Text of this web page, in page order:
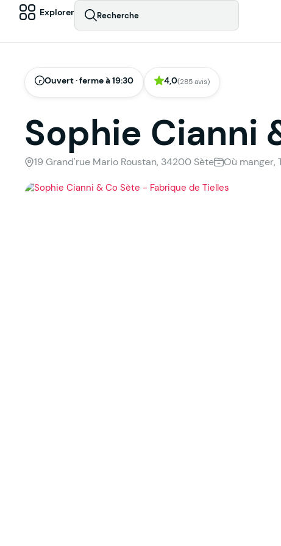
Explorer Recherche
Ouvert · ferme à 19:30 4,0(285 avis)
Sophie Cianni
19 Grand'rue Mario Roustan, 34200 Sète Où manger,